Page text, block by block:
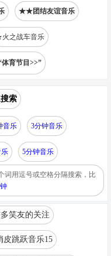
★★团结友谊音乐
之战车音乐
育节目>>”
索
音乐 3分钟音乐
5分钟音乐
词用逗号或空格分隔搜索，比
笑友的关注
跳跃音乐15